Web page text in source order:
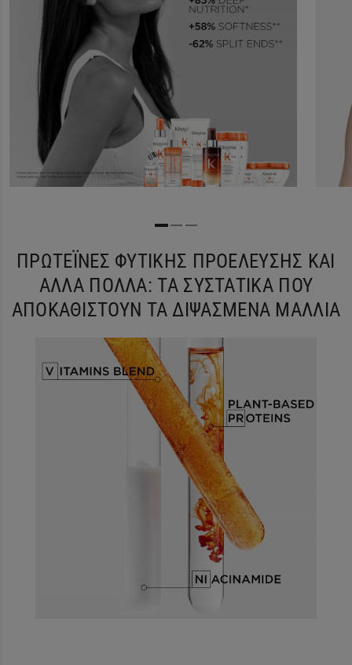
ΠΡΩΤΕΪΝΕΣ ΦΥΤΙΚΗΣ ΠΡΟΕΛΕΥΣΗΣ ΚΑΙ
ΑΛΛΑ ΠΟΛΛΑ: ΤΑ ΣΥΣΤΑΤΙΚΑ ΠΟΥ
ΑΠΟΚΑΘΙΣΤΟΥΝ ΤΑ ΔΙΨΑΣΜΕΝΑ ΜΑΛΛΙΑ